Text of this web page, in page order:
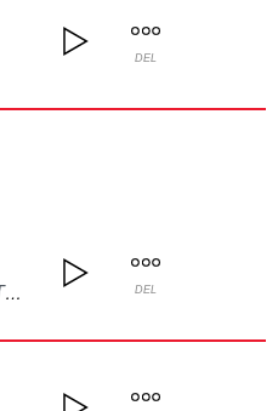
DEL
NAPOLI (FREESTYLE) DEL